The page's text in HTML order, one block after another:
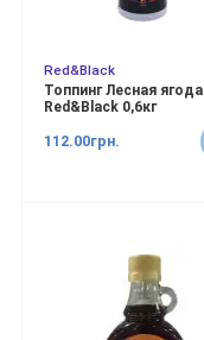
Red&Black
Топпинг Лесная ягода
Red&Black 0,6кг
112.00грн.